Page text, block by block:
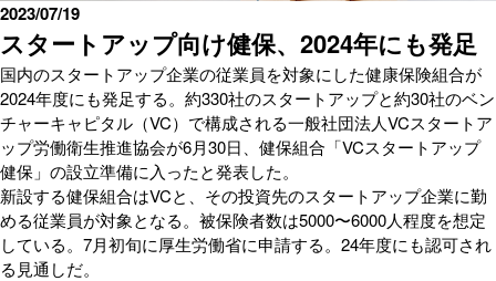
スタートアップ向け健保、2024年にも発足
2023/07/19
国内のスタートアップ企業の従業員を対象にした健康保険組合が
2024年度にも発足する。約330社のスタートアップと約30社のベン
チャーキャピタル（VC）で構成される一般社団法人VCスタートア
ップ労働衛生推進協会が6月30日、健保組合「VCスタートアップ
健保」の設立準備に入ったと発表した。
新設する健保組合はVCと、その投資先のスタートアップ企業に勤
める従業員が対象となる。被保険者数は5000〜6000人程度を想定
している。7月初旬に厚生労働省に申請する。24年度にも認可され
る見通しだ。